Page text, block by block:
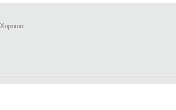
Хорошо